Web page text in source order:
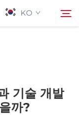
KO
기술 개발
까?